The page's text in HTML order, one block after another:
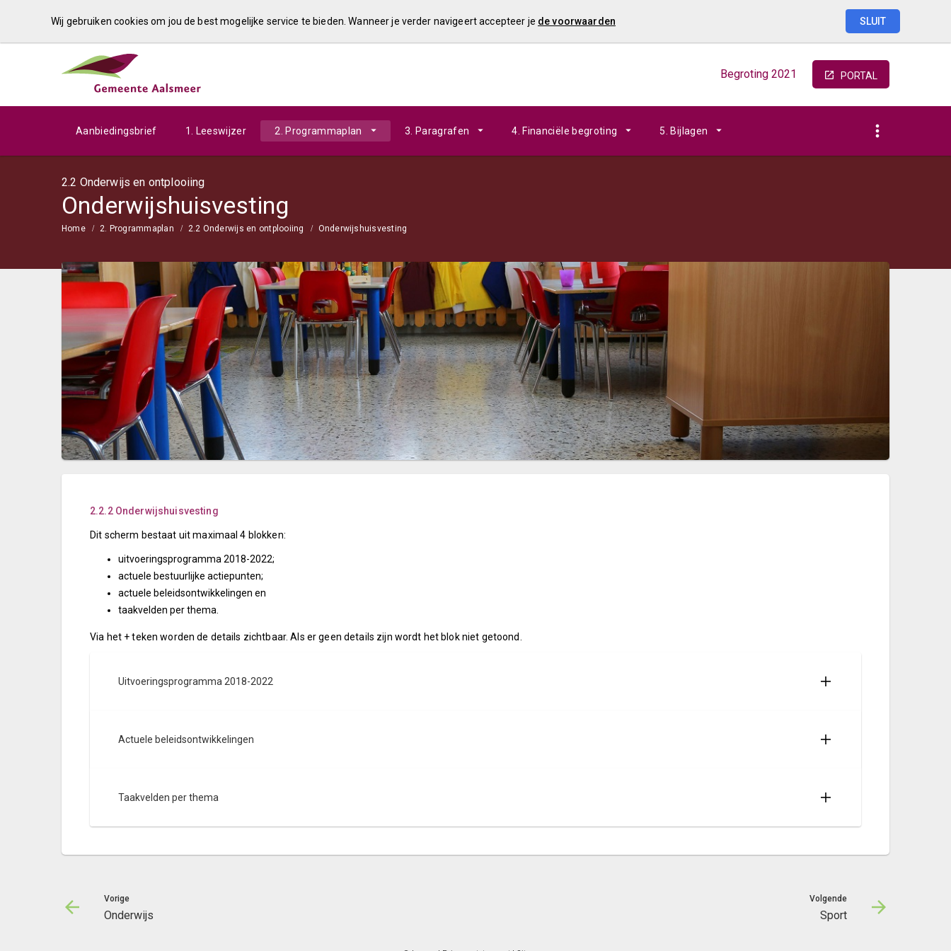
Begroting 2021 PORTAL
Aanbiedingsbrief 1. Leeswijzer 2. Programmaplan 3. Paragrafen 4. Financiële begroting 5. Bijlagen
2.2 Onderwijs en ontplooiing
Onderwijshuisvesting
Home 2. Programmaplan 2.2 Onderwijs en ontplooiing Onderwijshuisvesting
2.2.2 Onderwijshuisvesting
Dit scherm bestaat uit maximaal 4 blokken:
uitvoeringsprogramma 2018-2022;
actuele bestuurlijke actiepunten;
actuele beleidsontwikkelingen en
taakvelden per thema.
Via het + teken worden de details zichtbaar. Als er geen details zijn wordt het blok niet getoond.
Uitvoeringsprogramma 2018-2022
Actuele beleidsontwikkelingen
Taakvelden per thema
Vorige
Onderwijs
Volgende
Sport
Wij gebruiken cookies om jou de best mogelijke service te bieden. Wanneer je verder navigeert accepteer je de voorwaarden SLUIT